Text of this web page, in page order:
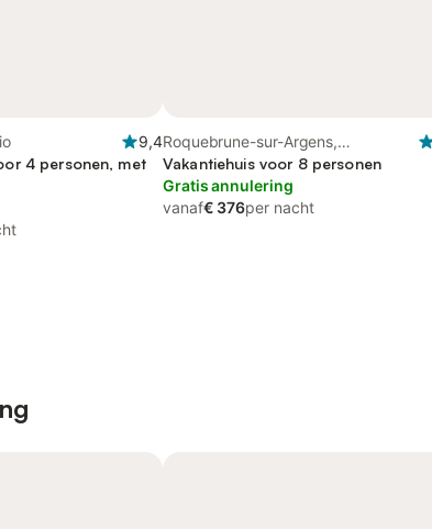
9,4
4 personen, met
Roquebrune-sur-Argens,
Draguignan en omgeving
Vakantiehuis voor 8 personen
Gratis annulering
vanaf€ 376per nacht